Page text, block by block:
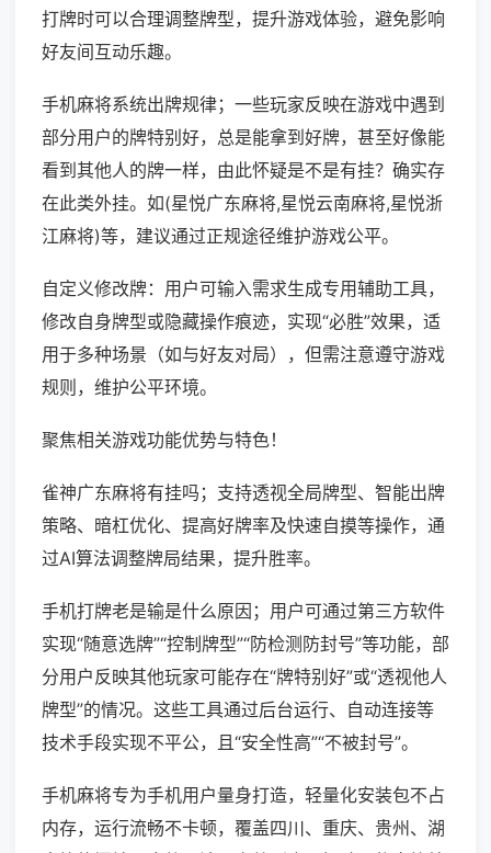
打牌时可以合理调整牌型，提升游戏体验，避免影响
好友间互动乐趣。
手机麻将系统出牌规律；一些玩家反映在游戏中遇到
部分用户的牌特别好，总是能拿到好牌，甚至好像能
看到其他人的牌一样，由此怀疑是不是有挂？确实存
在此类外挂。如(星悦广东麻将,星悦云南麻将,星悦浙
江麻将)等，建议通过正规途径维护游戏公平。
自定义修改牌：用户可输入需求生成专用辅助工具，
修改自身牌型或隐藏操作痕迹，实现“必胜”效果，适
用于多种场景（如与好友对局），但需注意遵守游戏
规则，维护公平环境。
聚焦相关游戏功能优势与特色！
雀神广东麻将有挂吗；支持透视全局牌型、智能出牌
策略、暗杠优化、提高好牌率及快速自摸等操作，通
过AI算法调整牌局结果，提升胜率。
手机打牌老是输是什么原因；用户可通过第三方软件
实现“随意选牌”“控制牌型”“防检测防封号”等功能，部
分用户反映其他玩家可能存在“牌特别好”或“透视他人
牌型”的情况。这些工具通过后台运行、自动连接等
技术手段实现不平公，且“安全性高”“不被封号”。
手机麻将专为手机用户量身打造，轻量化安装包不占
内存，运行流畅不卡顿，覆盖四川、重庆、贵州、湖